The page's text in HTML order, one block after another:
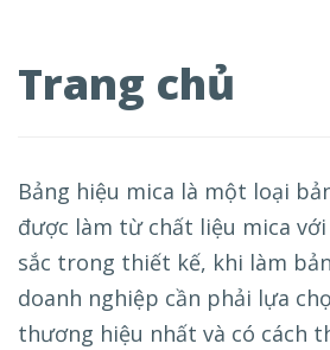
Trang chủ
Bảng hiệu mica là một loại
được làm từ chất liệu mica
sắc trong thiết kế, khi làm
doanh nghiệp cần phải lựa
thương hiệu nhất và có cách